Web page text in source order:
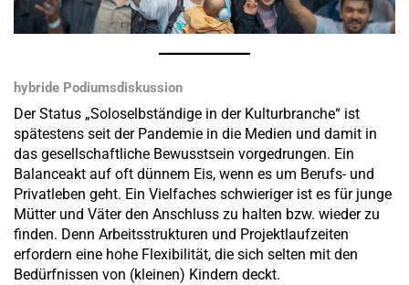
hybride Podiumsdiskussion
Der Status „Soloselbständige in der Kulturbranche“ ist
spätestens seit der Pandemie in die Medien und damit in
das gesellschaftliche Bewusstsein vorgedrungen. Ein
Balanceakt auf oft dünnem Eis, wenn es um Berufs- und
Privatleben geht. Ein Vielfaches schwieriger ist es für junge
Mütter und Väter den Anschluss zu halten bzw. wieder zu
finden. Denn Arbeitsstrukturen und Projektlaufzeiten
erfordern eine hohe Flexibilität, die sich selten mit den
Bedürfnissen von (kleinen) Kindern deckt.